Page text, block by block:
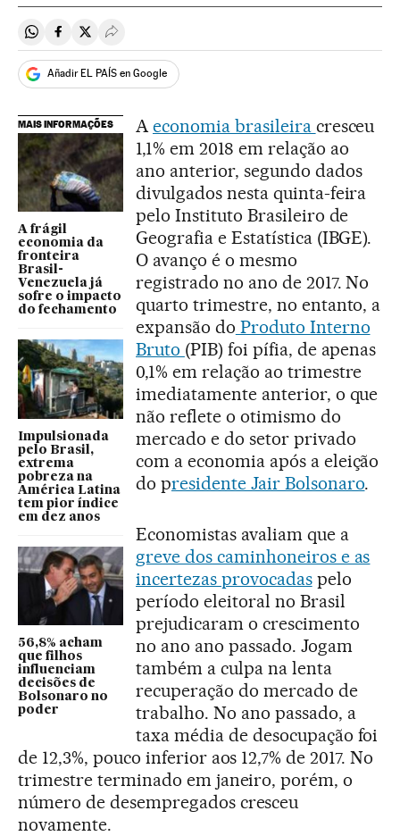
Compartir en Whatsapp
Compartir en Facebook
Compartir en Twitter
Desplegar Redes Sociales
Añadir EL PAÍS en Google
MAIS INFORMAÇÕES
A frágil
economia da
fronteira
Brasil-
Venezuela já
sofre o impacto
do fechamento
Impulsionada
pelo Brasil,
extrema
pobreza na
América Latina
tem pior índice
em dez anos
56,8% acham
que filhos
influenciam
decisões de
Bolsonaro no
poder
A economia brasileira cresceu
1,1% em 2018 em relação ao
ano anterior, segundo dados
divulgados nesta quinta-feira
pelo Instituto Brasileiro de
Geografia e Estatística (IBGE).
O avanço é o mesmo
registrado no ano de 2017. No
quarto trimestre, no entanto, a
expansão do Produto Interno
Bruto (PIB) foi pífia, de apenas
0,1% em relação ao trimestre
imediatamente anterior, o que
não reflete o otimismo do
mercado e do setor privado
com a economia após a eleição
do presidente Jair Bolsonaro.
Economistas avaliam que a
greve dos caminhoneiros e as
incertezas provocadaspelo
período eleitoral no Brasil
prejudicaram o crescimento
no ano ano passado. Jogam
também a culpa na lenta
recuperação do mercado de
trabalho. No ano passado, a
taxa média de desocupação foi
de 12,3%, pouco inferior aos 12,7% de 2017. No
trimestre terminado em janeiro, porém, o
número de desempregados cresceu
novamente.